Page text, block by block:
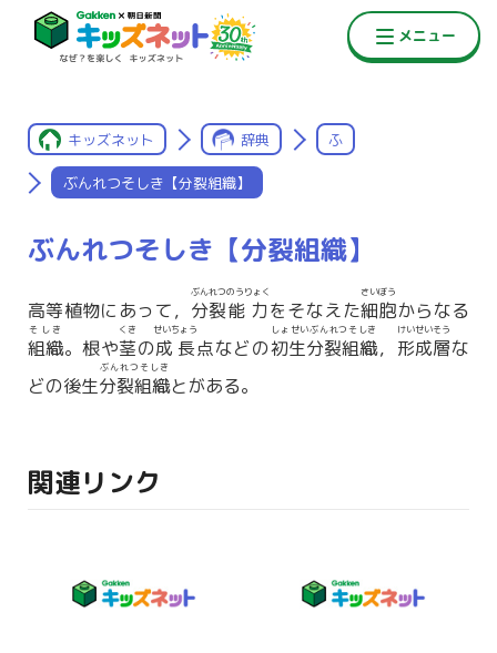
キッズネット 辞典 ふ
ぶんれつそしき【分裂組織】
ぶんれつそしき【分裂組織】
高等植物にあって， 分裂
ぶんれつ
能力
のうりょく
をそなえた細胞
さいぼう
からなる
組織
そしき
。根や茎
くき
の成長
せいちょう
点などの初生分裂組織
しょせいぶんれつそしき
， 形成層
けいせいそう
な
どの後生分裂組織
ぶんれつそしき
とがある。
関連リンク